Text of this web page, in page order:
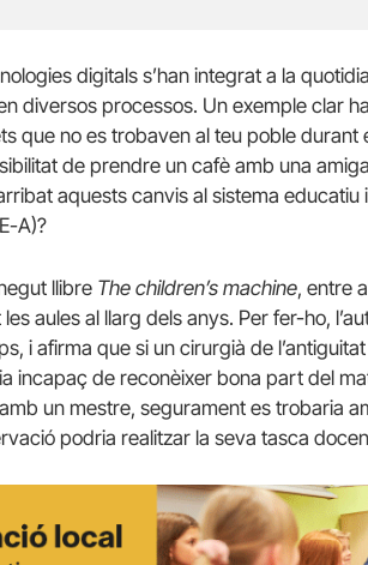
digitals s’han integrat a la
diversos processos. Un exemple clar
que no es trobaven al teu poble durant
de prendre un cafè amb una
aquests canvis al sistema educatiu
A)?
llibre The children’s machine, entre
aules al llarg dels anys. Per fer-ho,
i afirma que si un cirurgià de
incapaç de reconèixer bona part del
un mestre, segurament es trobaria
podria realitzar la seva tasca